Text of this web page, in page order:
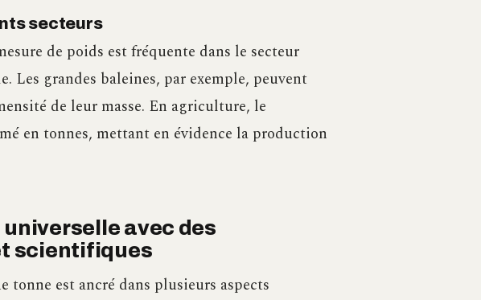
secteurs
de poids est fréquente dans le secteur
Les grandes baleines, par exemple, peuvent
de leur masse. En agriculture, le
en tonnes, mettant en évidence la production
universelle avec des
scientifiques
tonne est ancré dans plusieurs aspects